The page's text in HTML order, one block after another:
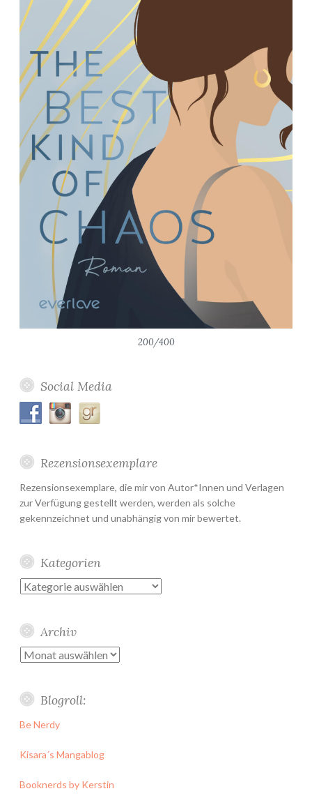
200/400
Social Media
Rezensionsexemplare
Rezensionsexemplare, die mir von Autor*Innen und Verlagen
zur Verfügung gestellt werden, werden als solche
gekennzeichnet und unabhängig von mir bewertet.
Kategorien
Kategorien
Archiv
Archiv
Blogroll:
Be Nerdy
Kisara´s Mangablog
Booknerds by Kerstin